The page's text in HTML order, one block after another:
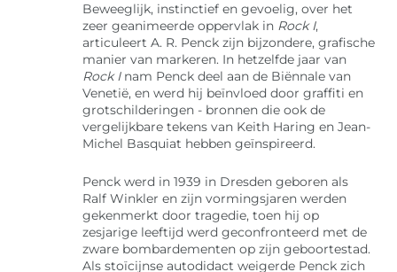
Beweeglijk, instinctief en gevoelig, over het
zeer geanimeerde oppervlak in Rock I,
articuleert A. R. Penck zijn bijzondere, grafische
manier van markeren. In hetzelfde jaar van
Rock Inam Penck deel aan de Biënnale van
Venetië, en werd hij beïnvloed door graffiti en
grotschilderingen - bronnen die ook de
vergelijkbare tekens van Keith Haring en Jean-
Michel Basquiat hebben geïnspireerd.
Penck werd in 1939 in Dresden geboren als
Ralf Winkler en zijn vormingsjaren werden
gekenmerkt door tragedie, toen hij op
zesjarige leeftijd werd geconfronteerd met de
zware bombardementen op zijn geboortestad.
Als stoïcijnse autodidact weigerde Penck zich